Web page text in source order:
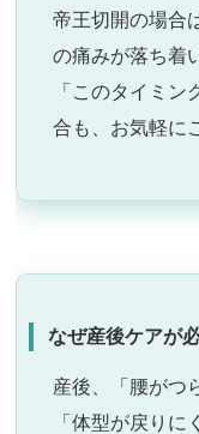
帝王切開の場合
の痛みが落ち着
「このタイミ
合も、お気軽に
なぜ産後ケアが
産後、「腰がつ
「体型が戻り